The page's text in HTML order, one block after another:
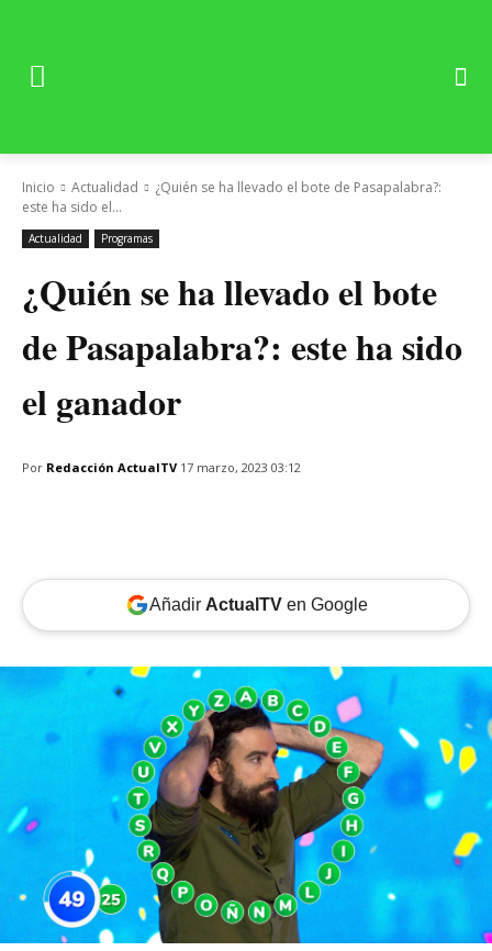
Inicio Actualidad
¿Quién se ha llevado el bote de Pasapalabra?:
este ha sido el...
Actualidad Programas
¿Quién se ha llevado el bote
de Pasapalabra?: este ha sido
el ganador
Por Redacción ActualTV 17 marzo, 2023 03:12
Añadir ActualTVen Google